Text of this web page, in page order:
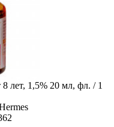
лет, 1,5% 20 мл, фл. / 1